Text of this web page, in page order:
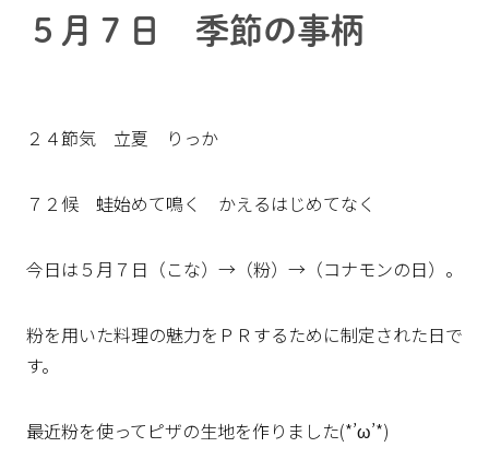
５月７日 季節の事柄
２４節気 立夏 りっか
７２候 蛙始めて鳴く かえるはじめてなく
今日は５月７日（こな）→（粉）→（コナモンの日）。
粉を用いた料理の魅力をＰＲするために制定された日で
す。
最近粉を使ってピザの生地を作りました(*’ω’*)